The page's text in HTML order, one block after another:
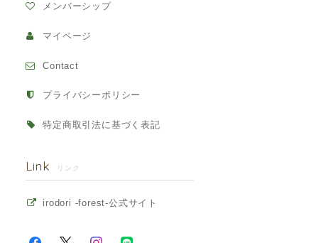
メンバーシップ
マイページ
Contact
プライバシーポリシー
特定商取引法に基づく表記
Link リンク
irodori -forest-公式サイト